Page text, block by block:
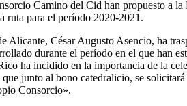
Camino del Cid han propuesto a
ruta para el período 2020-2021.
César Augusto Asencio, ha
durante el período en el que han
ha incidido en la importancia de la
junto al bono catedralicio, se
Consorcio».